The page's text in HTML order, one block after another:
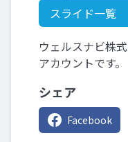
スライド一覧
ウェルスナビ株
アカウントです。
シェア
Facebook